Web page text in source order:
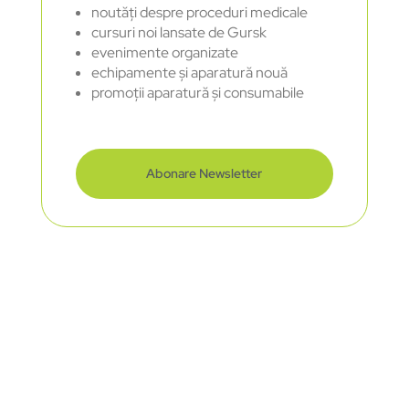
noutăți despre proceduri medicale
cursuri noi lansate de Gursk
evenimente organizate
echipamente și aparatură nouă
promoții aparatură și consumabile
Abonare Newsletter